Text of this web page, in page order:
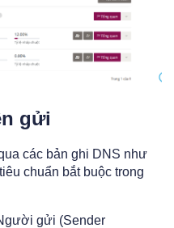
gửi
các bản ghi DNS như
chuẩn bắt buộc trong
gửi (Sender